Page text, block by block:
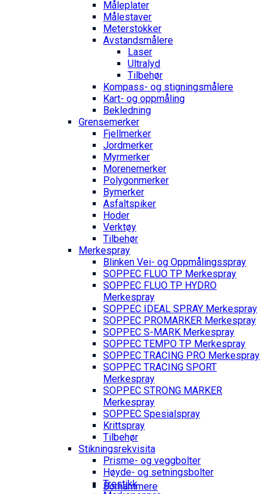
Måleplater
Målestaver
Meterstokker
Avstandsmålere
Laser
Ultralyd
Tilbehør
Kompass- og stigningsmålere
Kart- og oppmåling
Bekledning
Grense­merker
Fjellmerker
Jordmerker
Myrmerker
Morenemerker
Polygonmerker
Bymerker
Asfaltspiker
Hoder
Verktøy
Tilbehør
Merkespray
Blinken Vei- og Oppmålingsspray
SOPPEC FLUO TP Merkespray
SOPPEC FLUO TP HYDRO
Merkespray
SOPPEC IDEAL SPRAY Merkespray
SOPPEC PROMARKER Merkespray
SOPPEC S-MARK Merkespray
SOPPEC TEMPO TP Merkespray
SOPPEC TRACING PRO Merkespray
SOPPEC TRACING SPORT
Merkespray
SOPPEC STRONG MARKER
Merkespray
SOPPEC Spesialspray
Krittspray
Tilbehør
Stikningsrekvisita
Prisme- og veggbolter
Høyde- og setningsbolter
Trestikk
Borhammere